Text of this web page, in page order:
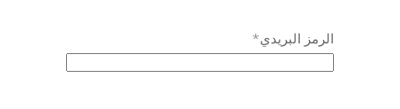
الرمز البريدي*